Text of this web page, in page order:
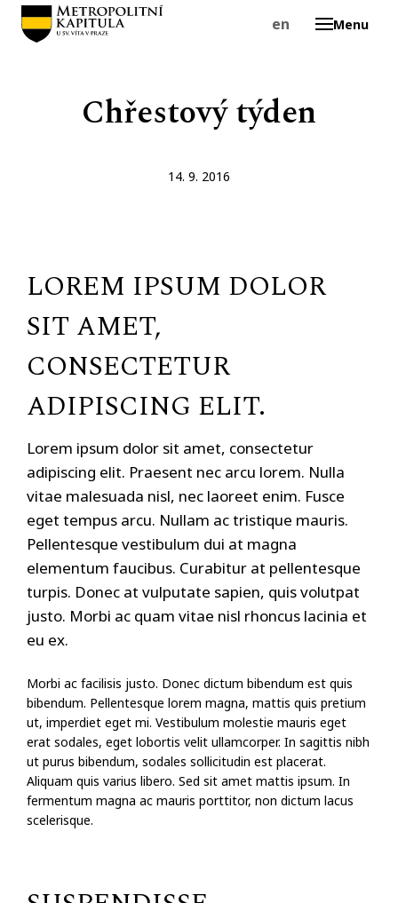
Menu
cs
en
Chřestový týden
14. 9. 2016
LOREM IPSUM DOLOR
SIT AMET,
CONSECTETUR
ADIPISCING ELIT.
Lorem ipsum dolor sit amet, consectetur
adipiscing elit. Praesent nec arcu lorem. Nulla
vitae malesuada nisl, nec laoreet enim. Fusce
eget tempus arcu. Nullam ac tristique mauris.
Pellentesque vestibulum dui at magna
elementum faucibus. Curabitur at pellentesque
turpis. Donec at vulputate sapien, quis volutpat
justo. Morbi ac quam vitae nisl rhoncus lacinia et
eu ex.
Morbi ac facilisis justo. Donec dictum bibendum est quis
bibendum. Pellentesque lorem magna, mattis quis pretium
ut, imperdiet eget mi. Vestibulum molestie mauris eget
erat sodales, eget lobortis velit ullamcorper. In sagittis nibh
ut purus bibendum, sodales sollicitudin est placerat.
Aliquam quis varius libero. Sed sit amet mattis ipsum. In
fermentum magna ac mauris porttitor, non dictum lacus
scelerisque.